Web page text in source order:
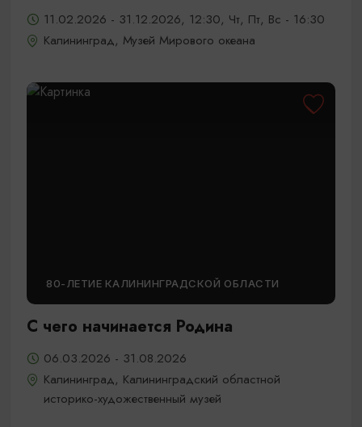
11.02.2026 - 31.12.2026, 12:30, Чт, Пт, Вс - 16:30
Калининград, Музей Мирового океана
80-ЛЕТИЕ КАЛИНИНГРАДСКОЙ ОБЛАСТИ
С чего начинается Родина
06.03.2026 - 31.08.2026
Калининград, Калининградский областной
историко-художественный музей